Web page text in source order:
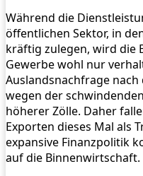
Während die
öffentlichen Sektor, in
kräftig zulegen, wird die
Gewerbe wohl nur
Auslandsnachfrage
wegen der
höherer Zölle. Daher
Exporten dieses Mal als
expansive Finanzpolitik
auf die Binnenwirtschaft.